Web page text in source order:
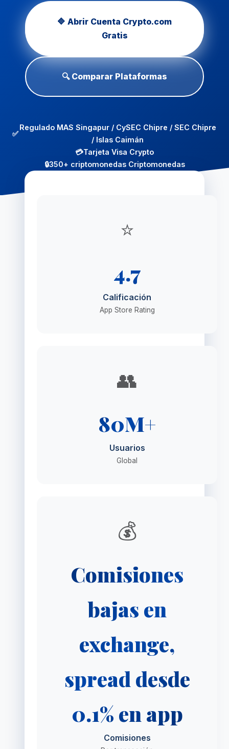
🔷 Abrir Cuenta Crypto.com
Gratis
🔍 Comparar Plataformas
✅
Regulado MAS Singapur / CySEC Chipre / SEC Chipre
/ Islas Caimán
💳Tarjeta Visa Crypto
🔒350+ criptomonedas Criptomonedas
⭐
4.7
Calificación
App Store Rating
👥
80M+
Usuarios
Global
💰
Comisiones
bajas en
exchange,
spread desde
0.1% en app
Comisiones